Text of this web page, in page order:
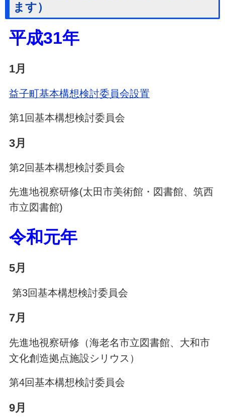
ます）
平成31年
1月
益子町基本構想検討委員会設置
第1回基本構想検討委員会
3月
第2回基本構想検討委員会
先進地視察研修(太田市美術館・図書館、筑西
市立図書館)
令和元年
5月
第3回基本構想検討委員会
7月
先進地視察研修（海老名市立図書館、大和市
文化創造拠点施設シリウス）
第4回基本構想検討委員会
9月